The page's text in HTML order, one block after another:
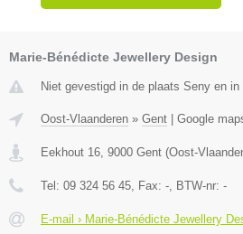
Marie-Bénédicte Jewellery Design
Niet gevestigd in de plaats Seny en
Oost-Vlaanderen » Gent Google
Eekhout 16, 9000 Gent (Oost-
Tel: 09 324 56 45, Fax: -, BTW-nr: -
E-mail › Marie-Bénédicte Jewellery